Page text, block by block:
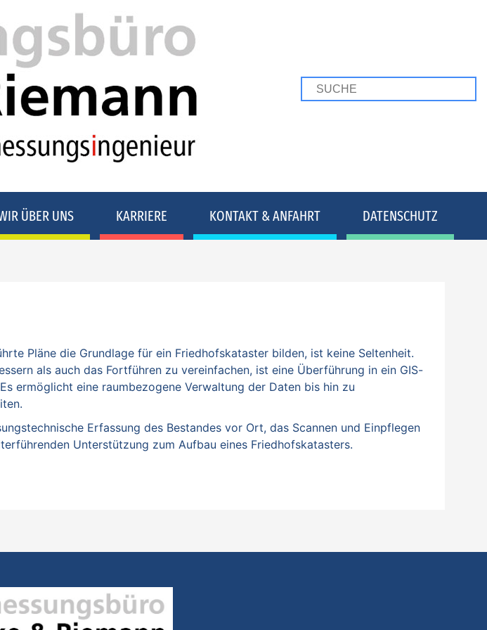
ÜBER UNS KARRIERE KONTAKT & ANFAHRT DATENSCHUTZ
Pläne die Grundlage für ein Friedhofskataster bilden, ist keine Seltenheit.
als auch das Fortführen zu vereinfachen, ist eine Überführung in ein GIS-
ermöglicht eine raumbezogene Verwaltung der Daten bis hin zu
Erfassung des Bestandes vor Ort, das Scannen und Einpflegen
Unterstützung zum Aufbau eines Friedhofskatasters.